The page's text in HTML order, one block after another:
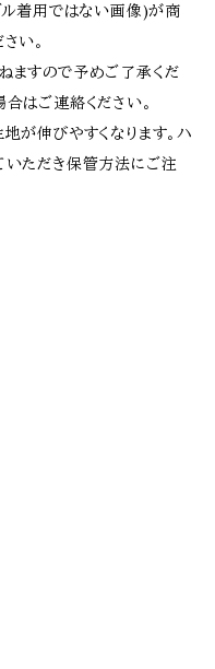
着用ではない画像)が商
い。
ますので予めご了承くだ
はご連絡ください。
が伸びやすくなります。ハ
いただき保管方法にご注